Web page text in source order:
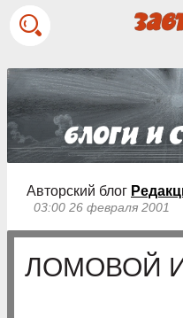
Авторский блог
03:00 26 февраля 2001
ЛОМОВОЙ